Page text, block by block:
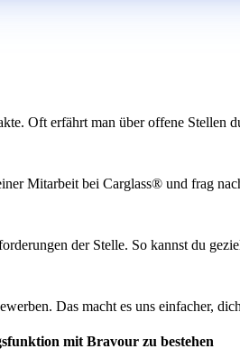
Oft erfährt man über offene Stellen
Mitarbeit bei Carglass® und frag
der Stelle. So kannst du
Das macht es uns einfacher,
mit Bravour zu bestehen